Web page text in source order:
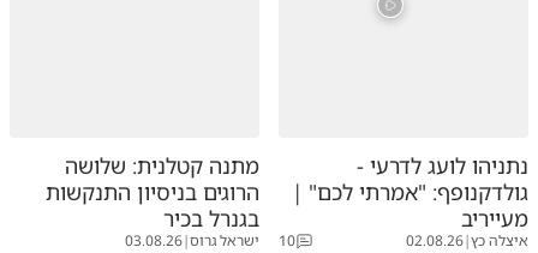
נתניהו לועג לדרעי -
גולדקנופף: "אמרתי לכם" |
מעייריב
איצלה כץ|
02.08.26
10
מתנה קטלנית: שלושה
הרוגים בניסיון התנקשות
בגנרל בכיר
ישראל גרוס|
03.08.26